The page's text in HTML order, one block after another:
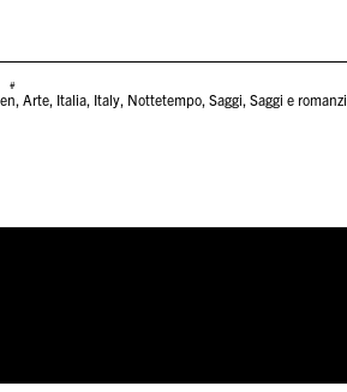
#
Arte, Italia, Italy, Nottetempo, Saggi Saggi e romanzi